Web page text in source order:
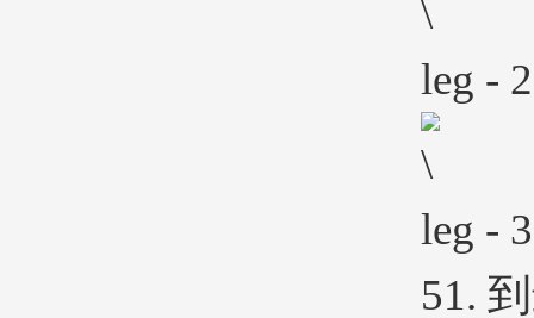
leg - 2
leg - 3
51. 到